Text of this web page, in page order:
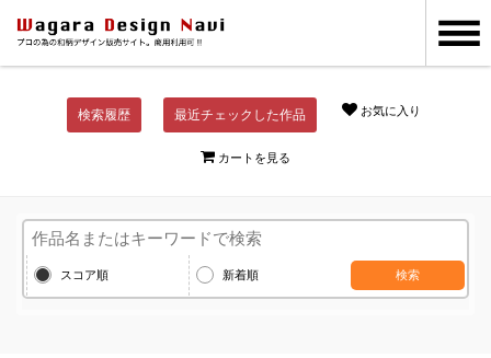
検索履歴 最近チェックした作品 お気に入り
カートを見る
スコア順 新着順 検索